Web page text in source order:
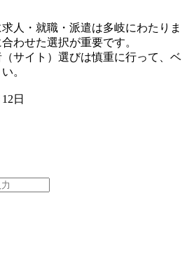
人・就職・派遣は多岐にわたりま
わせた選択が重要です。
サイト）選びは慎重に行って、ベ
。
日